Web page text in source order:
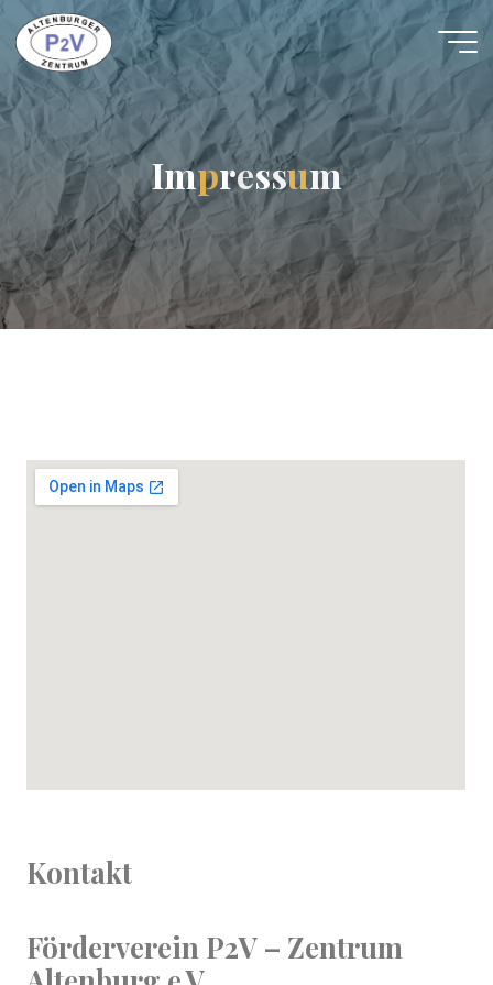
Impressum
Kontakt
Förderverein P2V – Zentrum